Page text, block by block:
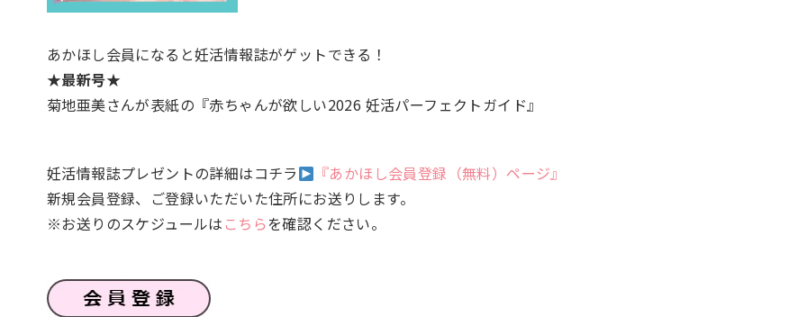
あかほし会員になると妊活情報誌がゲットできる！
★最新号★
菊地亜美さんが表紙の『赤ちゃんが欲しい2026 妊活パーフェクトガイド』
妊活情報誌プレゼントの詳細はコチラ
『あかほし会員登録（無料）ページ』
新規会員登録、ご登録いただいた住所にお送りします。
※お送りのスケジュールは こちらを確認ください。